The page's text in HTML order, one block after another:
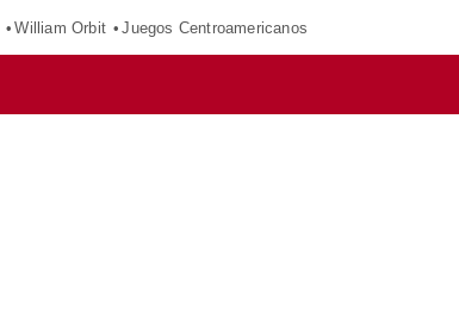
William Orbit Juegos Centroamericanos